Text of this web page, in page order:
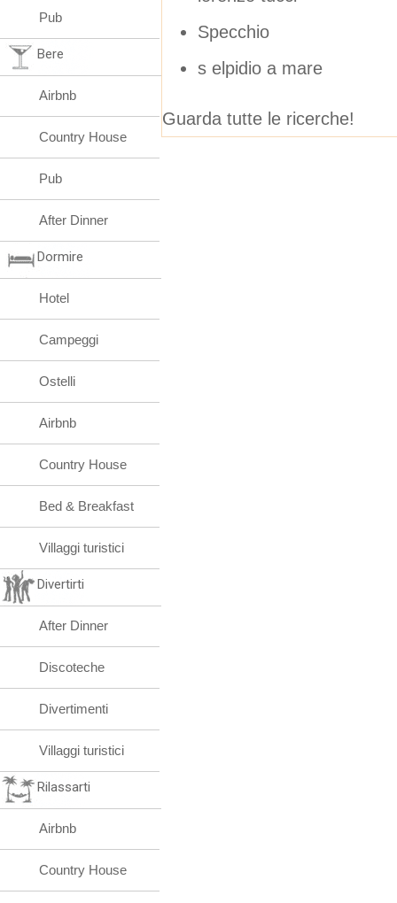
Specchio
s elpidio a mare
Guarda tutte le ricerche!
Pub
Bere
Airbnb
Country House
Pub
After Dinner
Dormire
Hotel
Campeggi
Ostelli
Airbnb
Country House
Bed & Breakfast
Villaggi turistici
Divertirti
After Dinner
Discoteche
Divertimenti
Villaggi turistici
Rilassarti
Airbnb
Country House